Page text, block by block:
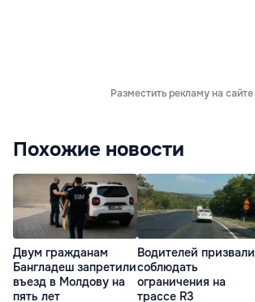
Разместить рекламу на сайте
Похожие новости
Двум гражданам
Бангладеш запретили
въезд в Молдову на
пять лет
Водителей призвали
соблюдать
ограничения на
трассе R3